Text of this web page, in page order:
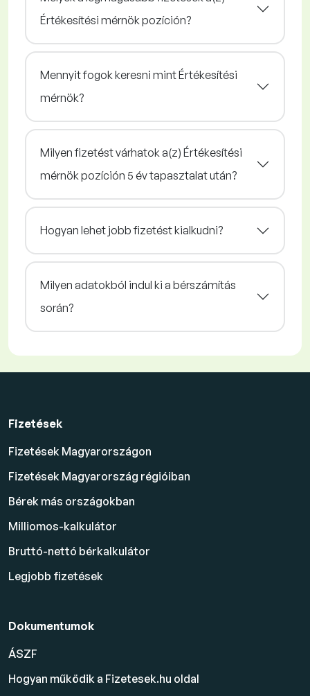
Értékesítési mérnök pozíción?
Mennyit fogok keresni mint Értékesítési
mérnök?
Milyen fizetést várhatok a(z) Értékesítési
mérnök pozíción 5 év tapasztalat után?
Hogyan lehet jobb fizetést kialkudni?
Milyen adatokból indul ki a bérszámítás
során?
Fizetések
Fizetések Magyarországon
Fizetések Magyarország régióiban
Bérek más országokban
Milliomos-kalkulátor
Bruttó-nettó bérkalkulátor
Legjobb fizetések
Dokumentumok
ÁSZF
Hogyan működik a Fizetesek.hu oldal